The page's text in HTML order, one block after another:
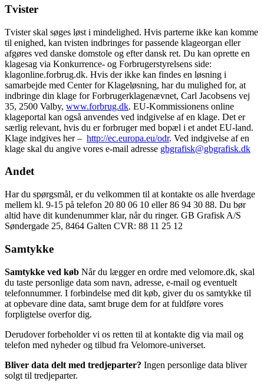
Tvister
Tvister skal søges løst i mindelighed. Hvis parterne ikke kan komme
til enighed, kan tvisten indbringes for passende klageorgan eller
afgøres ved danske domstole og efter dansk ret. Du kan oprette en
klagesag via Konkurrence- og Forbrugerstyrelsens side:
klagonline.forbrug.dk. Hvis der ikke kan findes en løsning i
samarbejde med Center for Klageløsning, har du mulighed for, at
indbringe din klage for Forbrugerklagenævnet, Carl Jacobsens vej
35, 2500 Valby, www.forbrug.dk. EU-Kommissionens online
klageportal kan også anvendes ved indgivelse af en klage. Det er
særlig relevant, hvis du er forbruger med bopæl i et andet EU-land.
Klage indgives her – http://ec.europa.eu/odr. Ved indgivelse af en
klage skal du angive vores e-mail adresse gbgrafisk@gbgrafisk.dk
Andet
Har du spørgsmål, er du velkommen til at kontakte os alle hverdage
mellem kl. 9-15 på telefon 20 80 06 10 eller 86 94 30 88. Du bør
altid have dit kundenummer klar, når du ringer. GB Grafisk A/S
Søndergade 25, 8464 Galten CVR: 88 11 25 12
Samtykke
Samtykke ved køb Når du lægger en ordre med velomore.dk, skal
du taste personlige data som navn, adresse, e-mail og eventuelt
telefonnummer. I forbindelse med dit køb, giver du os samtykke til
at opbevare dine data, samt bruge dem for at fuldføre vores
forpligtelse overfor dig.
Derudover forbeholder vi os retten til at kontakte dig via mail og
telefon med nyheder og tilbud fra Velomore-universet.
Bliver data delt med tredjeparter? Ingen personlige data bliver
solgt til tredjeparter.